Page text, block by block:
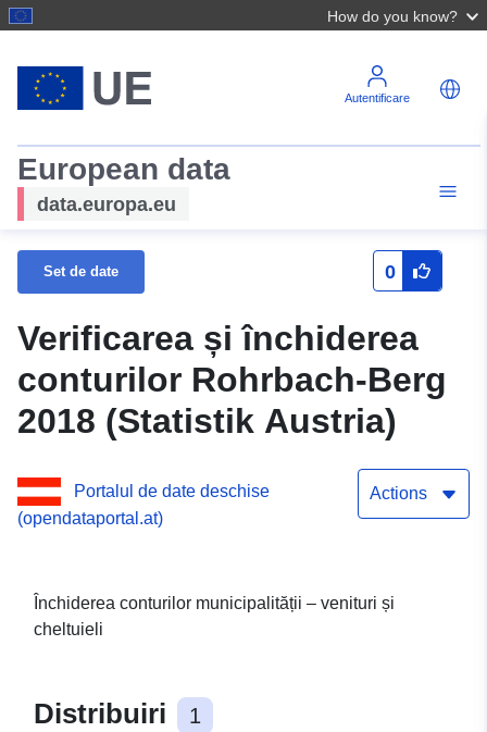
How do you know?
Autentificare
European data
data.europa.eu
Set de date 0
Verificarea și închiderea
conturilor Rohrbach-Berg
2018 (Statistik Austria)
Portalul de date deschise
(opendataportal.at)
Actions
Închiderea conturilor municipalității – venituri și
cheltuieli
Distribuiri 1